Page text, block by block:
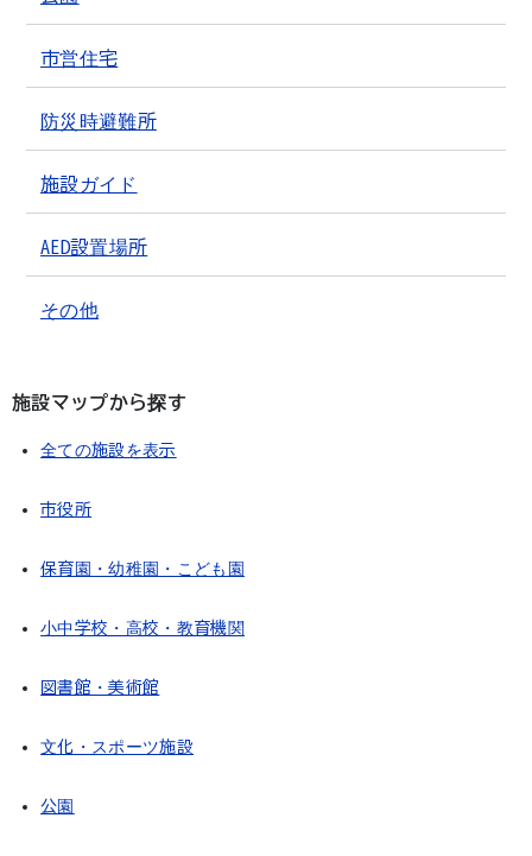
市営住宅
防災時避難所
施設ガイド
AED設置場所
その他
施設マップから探す
全ての施設を表示
市役所
保育園・幼稚園・こども園
小中学校・高校・教育機関
図書館・美術館
文化・スポーツ施設
公園